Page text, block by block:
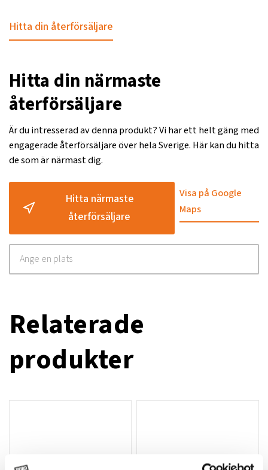
Hitta din återförsäljare
Hitta din närmaste
återförsäljare
Är du intresserad av denna produkt? Vi har ett helt gäng med
engagerade återförsäljare över hela Sverige. Här kan du hitta
de som är närmast dig.
Hitta närmaste
återförsäljare
Visa på Google
Maps
Relaterade
produkter